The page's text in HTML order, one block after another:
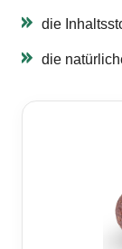
die
die